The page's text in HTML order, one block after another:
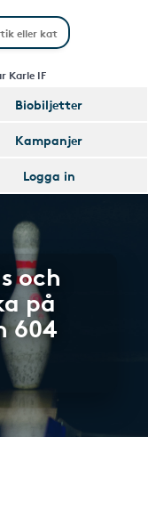
Karle IF
Biobiljetter
Kampanjer
Logga in
och
på
604